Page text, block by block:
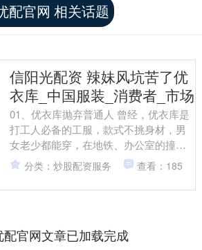
配官网 相关话题
信阳光配资 辣妹风坑苦了优
衣库_中国服装_消费者_市场
01、优衣库抛弃普通人 曾经，优衣库是
打工人必备的工服，款式不挑身材，男
女老少都能穿，在地铁、办公室的撞衫
率很高，但现在的优衣库却让人感到陌
生。 “这还是优衣库....
分类：炒股配资服务 查看：185
配官网文章已加载完成